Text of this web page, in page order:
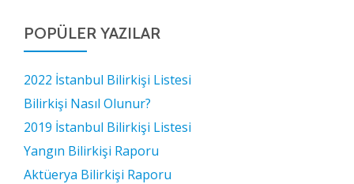
POPÜLER YAZILAR
2022 İstanbul Bilirkişi Listesi
Bilirkişi Nasıl Olunur?
2019 İstanbul Bilirkişi Listesi
Yangın Bilirkişi Raporu
Aktüerya Bilirkişi Raporu